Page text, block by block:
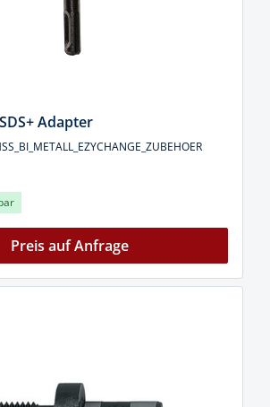
Adapter
Preis auf Anfrage